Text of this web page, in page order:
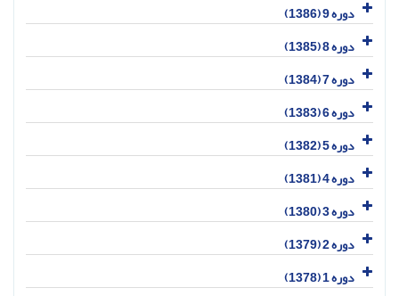
دوره 9 (1386)
دوره 8 (1385)
دوره 7 (1384)
دوره 6 (1383)
دوره 5 (1382)
دوره 4 (1381)
دوره 3 (1380)
دوره 2 (1379)
دوره 1 (1378)